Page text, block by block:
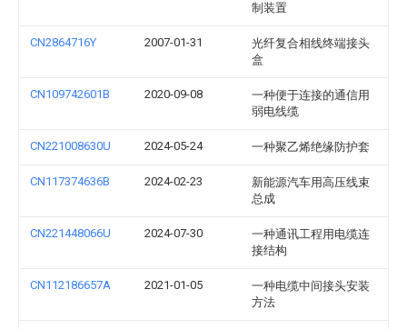
制装置
CN2864716Y 2007-01-31
光纤复合相线终端接头
盒
CN109742601B 2020-09-08
一种便于连接的通信用
弱电线缆
CN221008630U 2024-05-24 一种聚乙烯绝缘防护套
CN117374636B 2024-02-23
新能源汽车用高压线束
总成
CN221448066U 2024-07-30
一种通讯工程用电缆连
接结构
CN112186657A 2021-01-05
一种电缆中间接头安装
方法